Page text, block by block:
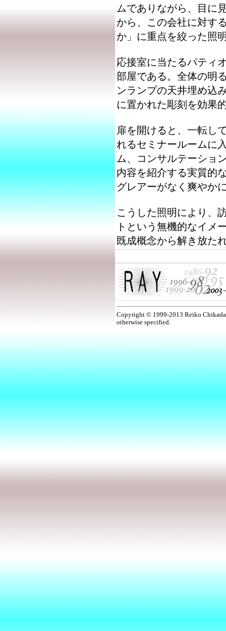
ムでありながら、目に
から、この会社に対す
か」に重点を絞った照
応接室に当たるパティ
部屋である。全体の明
ンランプの天井埋め込
に置かれた彫刻を効果
扉を開けると、一転し
れるセミナールームに
ム、コンサルテーショ
内容を紹介する実質的
グレアーがなく爽やか
こうした照明により、
トという無機的なイメ
既成概念から解き放た
Copyright © 1999-2013 Reiko
otherwise specified.